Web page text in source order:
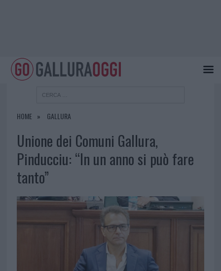
HOME GALLURA
Unione dei Comuni Gallura,
Pinducciu: “In un anno si può fare
tanto”